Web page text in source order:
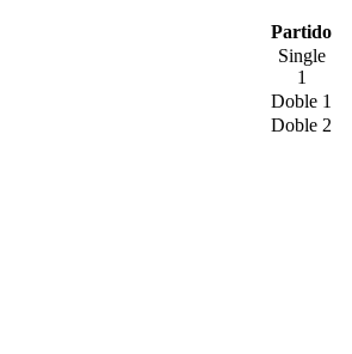
Partido
Single
1
Doble 1
Doble 2